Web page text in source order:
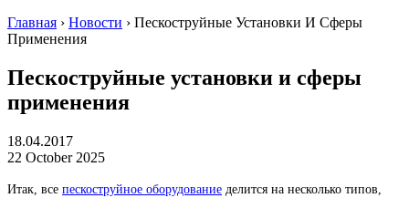
Главная › Новости › Пескоструйные Установки И Сферы
Применения
Пескоструйные установки и сферы
применения
18.04.2017
22 October 2025
Итак, все пескоструйное оборудование делится на несколько типов,